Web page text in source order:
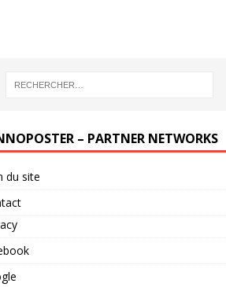
– PARTNER NETWORKS
du site